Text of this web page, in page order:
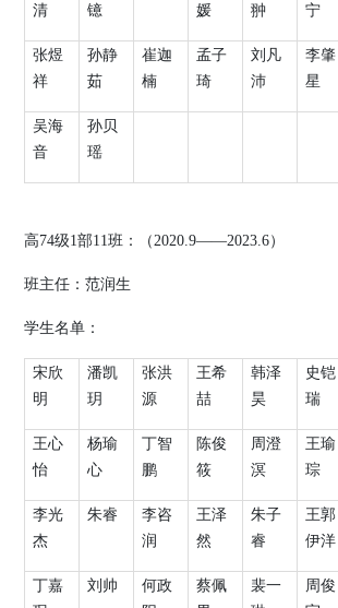
清
镱
媛
翀
宁
张煜
祥
孙静
茹
崔迦
楠
孟子
琦
刘凡
沛
李肇
星
吴海
音
孙贝
瑶
高74级1部11班：（2020.9——2023.6）
班主任：范润生
学生名单：
宋欣
明
潘凯
玥
张洪
源
王希
喆
韩泽
昊
史铠
瑞
王心
怡
杨瑜
心
丁智
鹏
陈俊
筱
周澄
溟
王瑜
琮
李光
杰
朱睿
李咨
润
王泽
然
朱子
睿
王郭
伊洋
丁嘉
刘帅
何政
蔡佩
裴一
周俊